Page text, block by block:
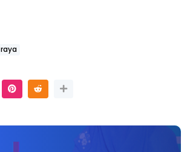
raya